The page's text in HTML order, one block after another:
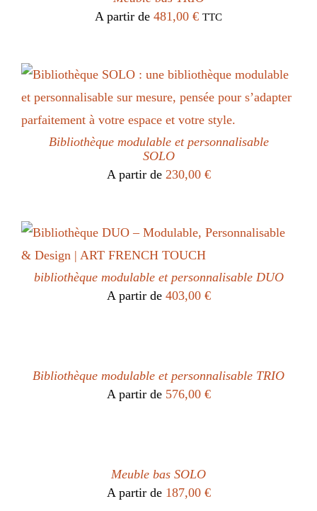
A partir de 481,00 € TTC
Bibliothèque modulable et personnalisable
SOLO
A partir de 230,00 €
bibliothèque modulable et personnalisable DUO
A partir de 403,00 €
Bibliothèque modulable et personnalisable TRIO
A partir de 576,00 €
Meuble bas SOLO
A partir de 187,00 €